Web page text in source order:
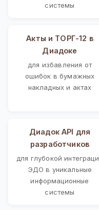
системы
Акты и ТОРГ-12 в
Диадоке
для избавления от
ошибок в бумажных
накладных и актах
Диадок API для
разработчиков
для глубокой
ЭДО в уникальные
информационные
системы